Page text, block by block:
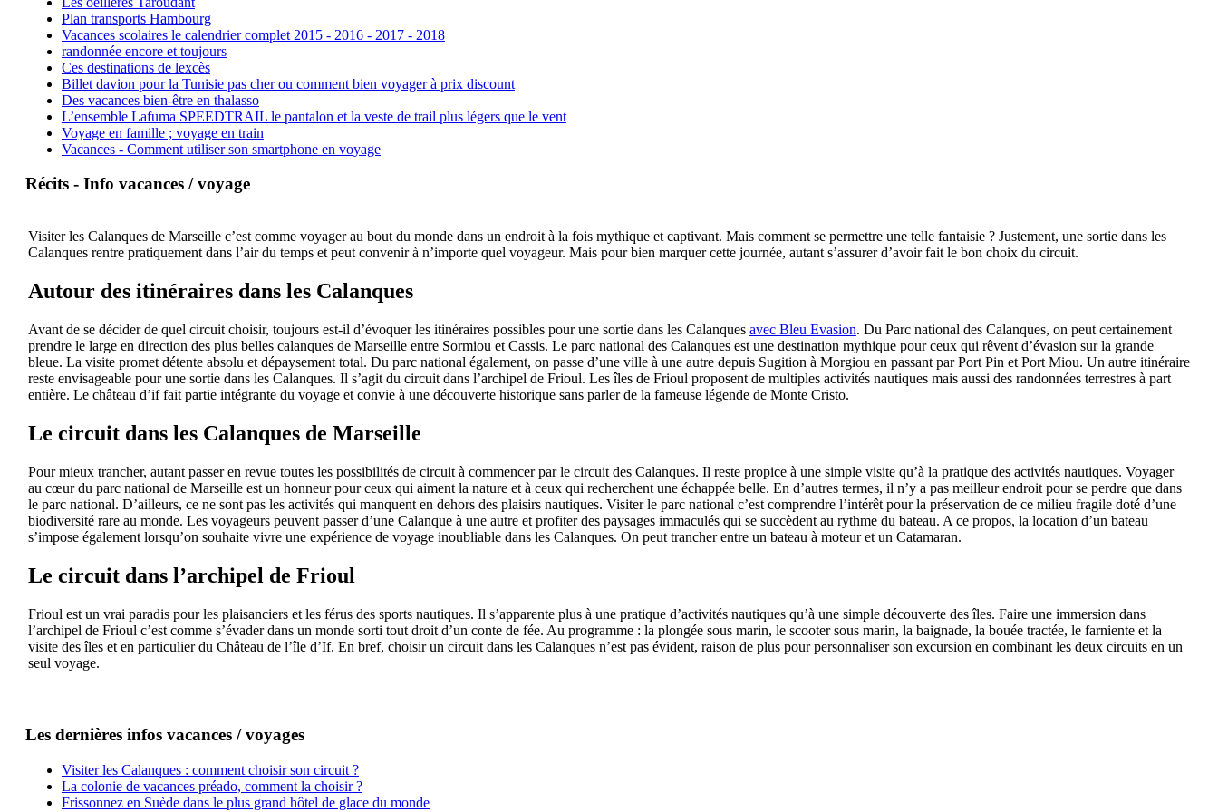
Plan transports Hambourg
Vacances scolaires le calendrier complet 2015 - 2016 - 2017 - 2018
randonnée encore et toujours
Ces destinations de lexcès
Billet davion pour la Tunisie pas cher ou comment bien voyager à prix discount
Des vacances bien-être en thalasso
L’ensemble Lafuma SPEEDTRAIL le pantalon et la veste de trail plus légers que le vent
Voyage en famille ; voyage en train
Vacances - Comment utiliser son smartphone en voyage
Récits - Info vacances / voyage
Visiter les Calanques de Marseille c’est comme voyager au bout du monde dans un endroit à la fois mythique et captivant. Mais comment se permettre une telle fantaisie ? Justement, une sortie dans les
Calanques rentre pratiquement dans l’air du temps et peut convenir à n’importe quel voyageur. Mais pour bien marquer cette journée, autant s’assurer d’avoir fait le bon choix du circuit.
Autour des itinéraires dans les Calanques
Avant de se décider de quel circuit choisir, toujours est-il d’évoquer les itinéraires possibles pour une sortie dans les Calanques avec Bleu Evasion. Du Parc national des Calanques, on peut certainement
prendre le large en direction des plus belles calanques de Marseille entre Sormiou et Cassis. Le parc national des Calanques est une destination mythique pour ceux qui rêvent d’évasion sur la grande
bleue. La visite promet détente absolu et dépaysement total. Du parc national également, on passe d’une ville à une autre depuis Sugition à Morgiou en passant par Port Pin et Port Miou. Un autre itinéraire
reste envisageable pour une sortie dans les Calanques. Il s’agit du circuit dans l’archipel de Frioul. Les îles de Frioul proposent de multiples activités nautiques mais aussi des randonnées terrestres à part
entière. Le château d’if fait partie intégrante du voyage et convie à une découverte historique sans parler de la fameuse légende de Monte Cristo.
Le circuit dans les Calanques de Marseille
Pour mieux trancher, autant passer en revue toutes les possibilités de circuit à commencer par le circuit des Calanques. Il reste propice à une simple visite qu’à la pratique des activités nautiques. Voyager
au cœur du parc national de Marseille est un honneur pour ceux qui aiment la nature et à ceux qui recherchent une échappée belle. En d’autres termes, il n’y a pas meilleur endroit pour se perdre que dans
le parc national. D’ailleurs, ce ne sont pas les activités qui manquent en dehors des plaisirs nautiques. Visiter le parc national c’est comprendre l’intérêt pour la préservation de ce milieu fragile doté d’une
biodiversité rare au monde. Les voyageurs peuvent passer d’une Calanque à une autre et profiter des paysages immaculés qui se succèdent au rythme du bateau. A ce propos, la location d’un bateau
s’impose également lorsqu’on souhaite vivre une expérience de voyage inoubliable dans les Calanques. On peut trancher entre un bateau à moteur et un Catamaran.
Le circuit dans l’archipel de Frioul
Frioul est un vrai paradis pour les plaisanciers et les férus des sports nautiques. Il s’apparente plus à une pratique d’activités nautiques qu’à une simple découverte des îles. Faire une immersion dans
l’archipel de Frioul c’est comme s’évader dans un monde sorti tout droit d’un conte de fée. Au programme : la plongée sous marin, le scooter sous marin, la baignade, la bouée tractée, le farniente et la
visite des îles et en particulier du Château de l’île d’If. En bref, choisir un circuit dans les Calanques n’est pas évident, raison de plus pour personnaliser son excursion en combinant les deux circuits en un
seul voyage.
Les dernières infos vacances / voyages
Visiter les Calanques : comment choisir son circuit ?
La colonie de vacances préado, comment la choisir ?
Frissonnez en Suède dans le plus grand hôtel de glace du monde